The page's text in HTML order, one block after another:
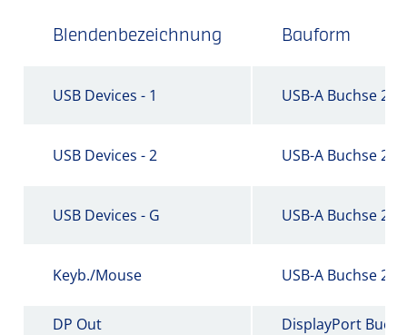
Blendenbezeichnung Bauform
USB Devices - 1 USB-A Buchse 2.0
USB Devices - 2 USB-A Buchse 2.0
USB Devices - G USB-A Buchse 2.0
Keyb./Mouse USB-A Buchse 2.0
DP Out DisplayPort